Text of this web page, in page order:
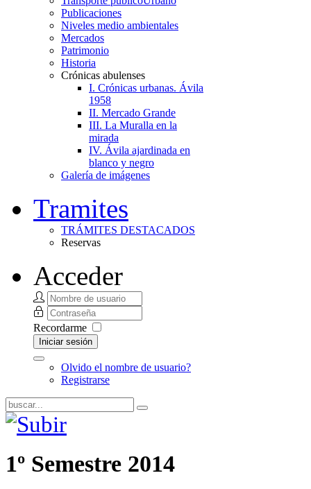
Publicaciones
Niveles medio ambientales
Mercados
Patrimonio
Historia
Crónicas abulenses
I. Crónicas urbanas. Ávila
1958
II. Mercado Grande
III. La Muralla en la
mirada
IV. Ávila ajardinada en
blanco y negro
Galería de imágenes
Tramites
TRÁMITES DESTACADOS
Reservas
Acceder
Recordarme
Iniciar sesión
Olvido el nombre de usuario?
Registrarse
1º Semestre 2014